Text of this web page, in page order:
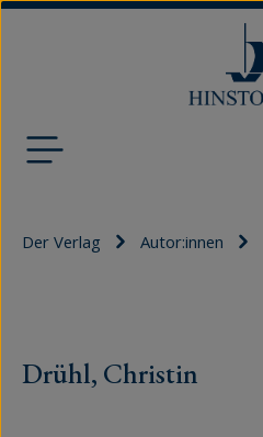
Der Verlag Autor:innen
Drühl, Christin